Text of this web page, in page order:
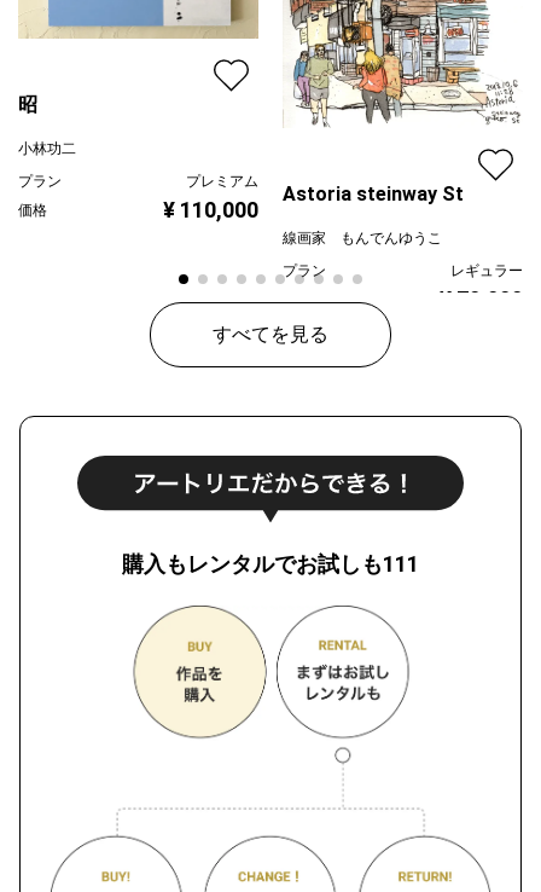
昭
小林功二
プラン
プレミアム
価格
¥ 110,000
Astoria steinway St
線画家 もんでんゆうこ
プラン
レギュラー
価格
¥ 70,000
すべてを見る
購入もレンタルでお試しも111